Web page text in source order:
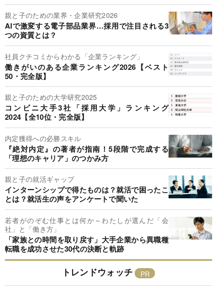
親と子のための業界・企業研究2026
AIで激変する電子部品業界…採用で注目される3
つの資質とは？
社員クチコミからわかる「企業ランキング」
働きがいのある企業ランキング2026【ベスト
50・完全版】
親と子のための大学研究2025
コンビニ大手3社「採用大学」ランキング
2024【全10位・完全版】
内定獲得への必勝スキル
『絶対内定』の著者が指南！5段階で完成する
「理想のキャリア」のつかみ方
親と子の就活ギャップ
インターンシップで得たものは？就活で困ったこ
とは？就活生の声をアンケートで聞いた
若者がのぞむ仕事とは何か～わたしが選んだ「会
社」と「働き方」
「家族との時間を取り戻す」大手企業から異職種
転職を成功させた30代の決断と軌跡
トレンドウォッチ